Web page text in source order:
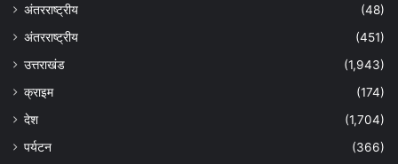
अंतरराष्ट्रीय
(48)
अंतरराष्ट्रीय
(451)
उत्तराखंड
(1,943)
क्राइम
(174)
देश
(1,704)
पर्यटन
(366)